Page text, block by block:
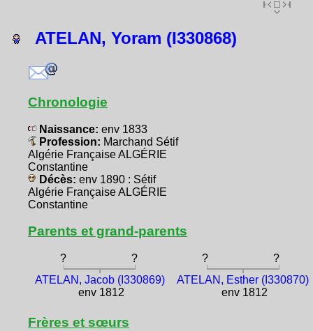
ATELAN, Yoram (I330868)
Chronologie
Naissance: env 1833
Profession: Marchand Sétif
Algérie Française ALGÉRIE
Constantine
Décès: env 1890 : Sétif
Algérie Française ALGÉRIE
Constantine
Parents et grand-parents
? ? ?
?
ATELAN, Jacob (I330869)
env 1812
ATELAN, Esther (I330870)
env 1812
Frères et sœurs